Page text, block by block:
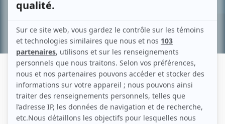
JEAN-VINCENT FOURNIER
Liens
Fiche de Jean-Vincent Fournier sur Showbizz.net